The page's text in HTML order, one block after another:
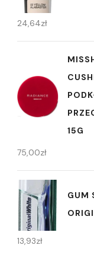
24,64zł
15G
75,00zł
GUM
13,93zł